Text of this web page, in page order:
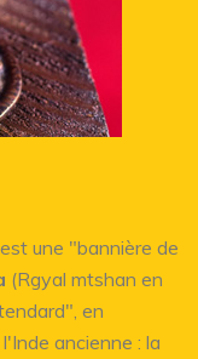
une "bannière de
(Rgyal mtshan en
en
ancienne : la